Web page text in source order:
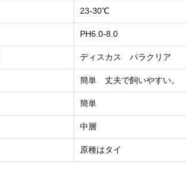
23-30℃
PH6.0-8.0
ディスカス パラクリア
簡単 丈夫で飼いやすい。
簡単
中層
原種はタイ